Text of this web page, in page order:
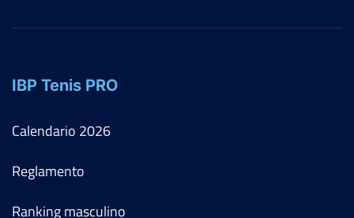
IBP Tenis PRO
Calendario 2026
Reglamento
Ranking masculino